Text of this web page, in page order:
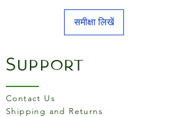
समीक्षा लिखें
Support
Contact Us
Shipping and Returns